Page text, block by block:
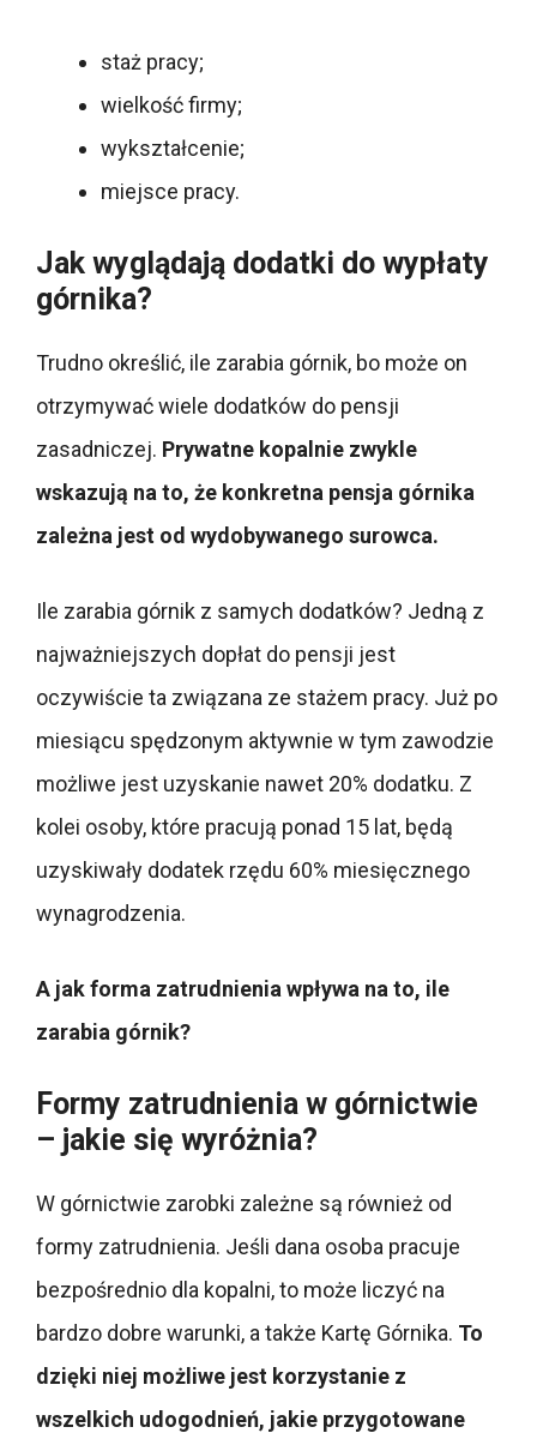
staż pracy;
wielkość firmy;
wykształcenie;
miejsce pracy.
Jak wyglądają dodatki do wypłaty
górnika?
Trudno określić, ile zarabia górnik, bo może on
otrzymywać wiele dodatków do pensji
zasadniczej. Prywatne kopalnie zwykle
wskazują na to, że konkretna pensja górnika
zależna jest od wydobywanego surowca.
Ile zarabia górnik z samych dodatków? Jedną z
najważniejszych dopłat do pensji jest
oczywiście ta związana ze stażem pracy. Już po
miesiącu spędzonym aktywnie w tym zawodzie
możliwe jest uzyskanie nawet 20% dodatku. Z
kolei osoby, które pracują ponad 15 lat, będą
uzyskiwały dodatek rzędu 60% miesięcznego
wynagrodzenia.
A jak forma zatrudnienia wpływa na to, ile
zarabia górnik?
Formy zatrudnienia w górnictwie
– jakie się wyróżnia?
W górnictwie zarobki zależne są również od
formy zatrudnienia. Jeśli dana osoba pracuje
bezpośrednio dla kopalni, to może liczyć na
bardzo dobre warunki, a także Kartę Górnika. To
dzięki niej możliwe jest korzystanie z
wszelkich udogodnień, jakie przygotowane